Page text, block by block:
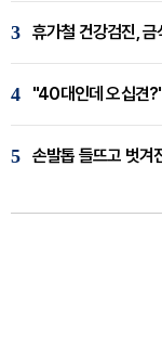
3 휴가철 건강검진,
4 "40대인데 오십견
5 손발톱 들뜨고 벗겨